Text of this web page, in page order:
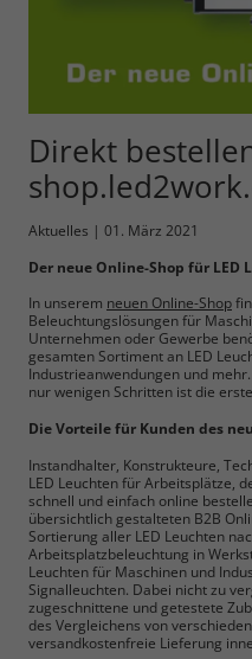
Direkt
Aktuelles | 01. März 2021
Der neue Online-Shop für LED
In unserem neuen Online-Shop
Beleuchtungslösungen für
Unternehmen oder Gewerbe
gesamten Sortiment an LED
Industrieanwendungen und
nur wenigen Schritten ist die
Die Vorteile für Kunden des
Instandhalter, Konstrukteure,
LED Leuchten für Arbeitsplätze,
schnell und einfach online
übersichtlich gestalteten B2B
Sortierung aller LED Leuchten
Arbeitsplatzbeleuchtung in
Leuchten für Maschinen und
Signalleuchten. Dabei nicht zu
zugeschnittene und getestete
des Vergleichens von
versandkostenfreie Lieferung
Notwendig
Cookie Informationen
Marketing und
Cookie Informationen
Alle